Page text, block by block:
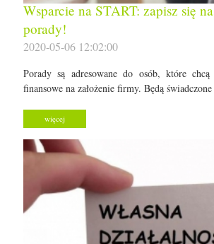
Wsparcie na START: zapisz się
porady!
2020-05-06 12:02:00
Porady są adresowane do osób, które
finansowe na założenie firmy. Będą
więcej